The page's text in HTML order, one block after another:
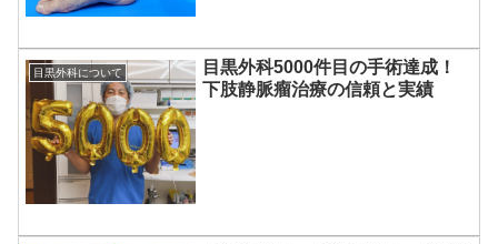
目黒外科について
目黒外科5000件目の手術達成！
下肢静脈瘤治療の信頼と実績